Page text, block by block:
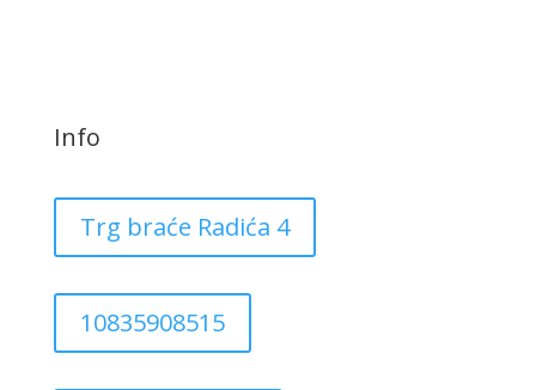
Info
Trg braće Radića 4
10835908515